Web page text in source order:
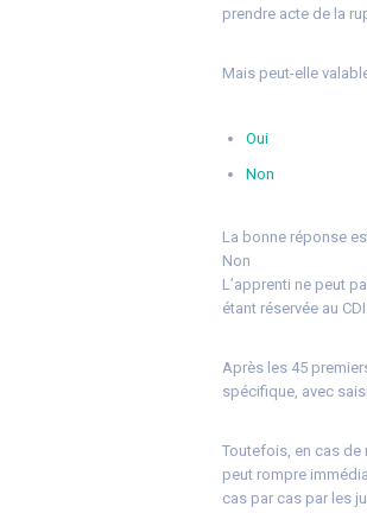
prendre acte de la
Mais peut-elle
Oui
Non
La bonne réponse
Non
L’apprenti ne peut
étant réservée au CDI.
Après les 45
spécifique, avec
Toutefois, en cas de
peut rompre
cas par cas par les